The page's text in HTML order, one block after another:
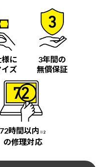
に
ズ
3年間の
無償保証
72時間以内 ※2
の修理対応